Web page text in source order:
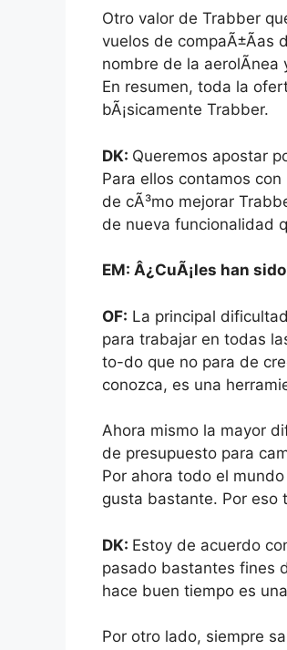
Otro valor de Trabber
vuelos de compaÃ±Ã­as
nombre de la aerolÃ­nea
En resumen, toda la
bÃ¡sicamente Trabber.
DK: Queremos apostar
Para ellos contamos
de cÃ³mo mejorar
de nueva funcionalidad
EM: Â¿CuÃ¡les han
OF: La principal
para trabajar en todas
to-do que no para de
conozca, es una
Ahora mismo la mayor
de presupuesto para
Por ahora todo el
gusta bastante. Por eso
DK: Estoy de acuerdo
pasado bastantes fines
hace buen tiempo es
Por otro lado, siempre